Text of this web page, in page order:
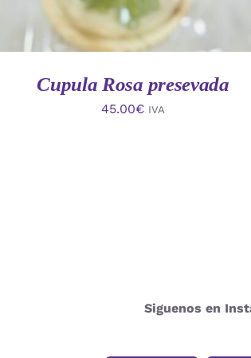
Cupula Rosa presevada
45.00€ IVA
Siguenos en